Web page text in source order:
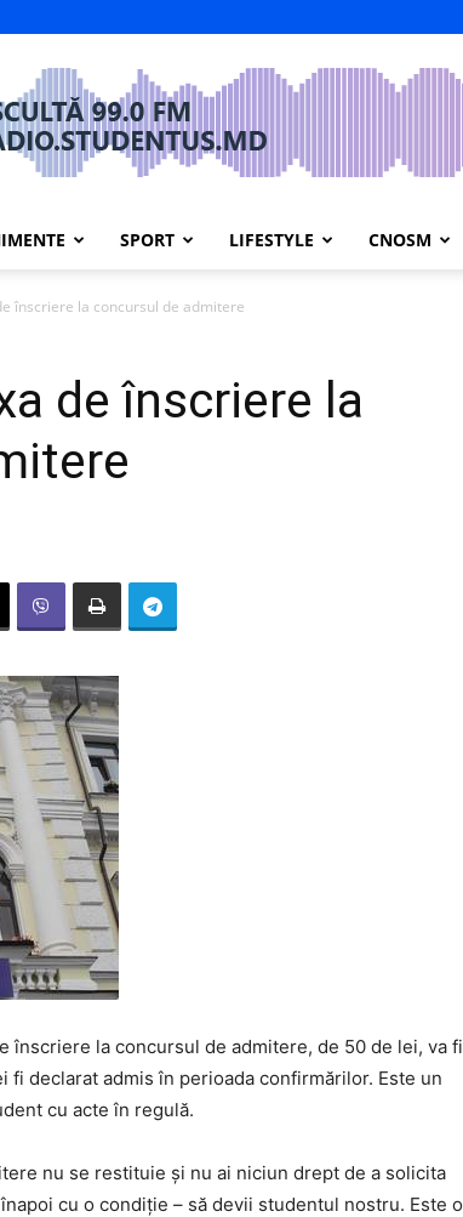
SPORT LIFESTYLE CNOSM
înscriere la concursul de admitere
de înscriere la
înscriere la concursul de admitere, de 50 de lei, va fi
fi declarat admis în perioada confirmărilor. Este un
cu acte în regulă.
nu se restituie și nu ai niciun drept de a solicita
cu o condiție – să devii studentul nostru. Este o